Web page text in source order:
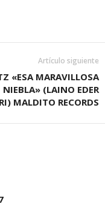
Artículo siguiente
«ESA MARAVILLOSA
NIEBLA» (LAINO EDER
MALDITO RECORDS